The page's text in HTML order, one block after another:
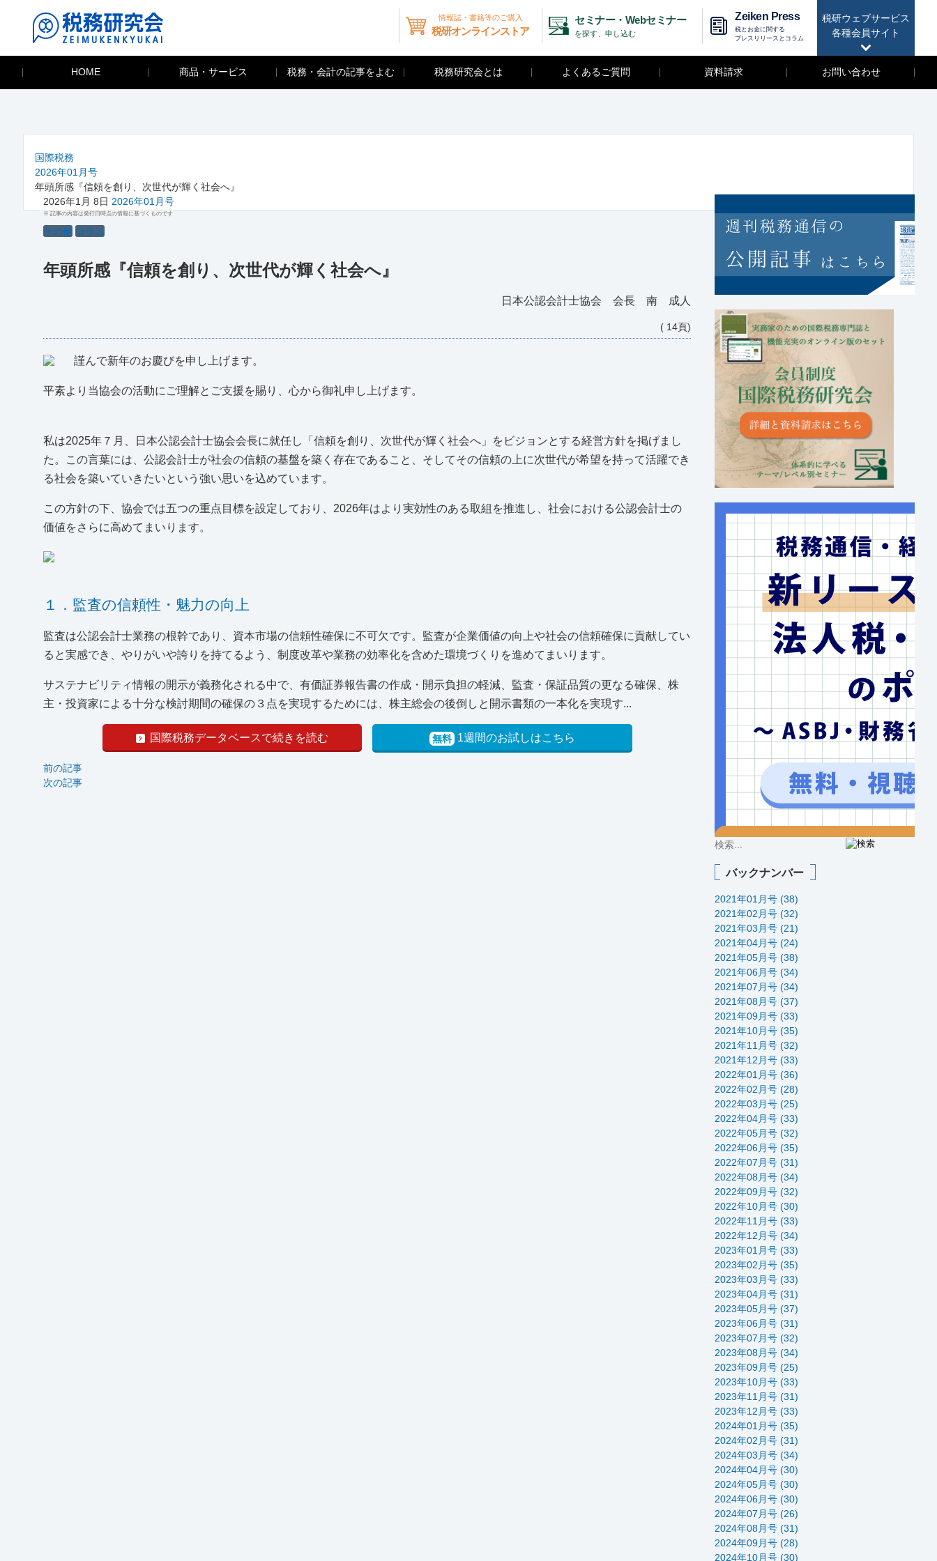
税研ウェブサービス
各種会員サイト
情報誌・書籍等のご購入
税研オンラインストア
セミナー・Webセミナー
を探す、申し込む
Zeiken Press
税とお金に関する
プレスリリースとコラム
HOME 商品・サービス 税務・会計の記事をよむ 税務研究会とは よくあるご質問 資料請求 お問い合わせ
国際税務
2026年01月号
年頭所感『信頼を創り、次世代が輝く社会へ』
2026年1月 8日 2026年01月号
※ 記事の内容は発行日時点の情報に基づくものです
その他 コラム
年頭所感『信頼を創り、次世代が輝く社会へ』
日本公認会計士協会 会長 南 成人
( 14頁)
謹んで新年のお慶びを申し上げます。
平素より当協会の活動にご理解とご支援を賜り、心から御礼申し上げます。
私は2025年７月、日本公認会計士協会会長に就任し「信頼を創り、次世代が輝く社会へ」をビジョンとする経営方針を掲げまし
た。この言葉には、公認会計士が社会の信頼の基盤を築く存在であること、そしてその信頼の上に次世代が希望を持って活躍でき
る社会を築いていきたいという強い思いを込めています。
この方針の下、協会では五つの重点目標を設定しており、2026年はより実効性のある取組を推進し、社会における公認会計士の
価値をさらに高めてまいります。
１．監査の信頼性・魅力の向上
監査は公認会計士業務の根幹であり、資本市場の信頼性確保に不可欠です。監査が企業価値の向上や社会の信頼確保に貢献してい
ると実感でき、やりがいや誇りを持てるよう、制度改革や業務の効率化を含めた環境づくりを進めてまいります。
サステナビリティ情報の開示が義務化される中で、有価証券報告書の作成・開示負担の軽減、監査・保証品質の更なる確保、株
主・投資家による十分な検討期間の確保の３点を実現するためには、株主総会の後倒しと開示書類の一本化を実現す...
国際税務データベースで続きを読む 無料 1週間のお試しはこちら
前の記事
次の記事
バックナンバー
2021年01月号 (38)
2021年02月号 (32)
2021年03月号 (21)
2021年04月号 (24)
2021年05月号 (38)
2021年06月号 (34)
2021年07月号 (34)
2021年08月号 (37)
2021年09月号 (33)
2021年10月号 (35)
2021年11月号 (32)
2021年12月号 (33)
2022年01月号 (36)
2022年02月号 (28)
2022年03月号 (25)
2022年04月号 (33)
2022年05月号 (32)
2022年06月号 (35)
2022年07月号 (31)
2022年08月号 (34)
2022年09月号 (32)
2022年10月号 (30)
2022年11月号 (33)
2022年12月号 (34)
2023年01月号 (33)
2023年02月号 (35)
2023年03月号 (33)
2023年04月号 (31)
2023年05月号 (37)
2023年06月号 (31)
2023年07月号 (32)
2023年08月号 (34)
2023年09月号 (25)
2023年10月号 (33)
2023年11月号 (31)
2023年12月号 (33)
2024年01月号 (35)
2024年02月号 (31)
2024年03月号 (34)
2024年04月号 (30)
2024年05月号 (30)
2024年06月号 (30)
2024年07月号 (26)
2024年08月号 (31)
2024年09月号 (28)
2024年10月号 (30)